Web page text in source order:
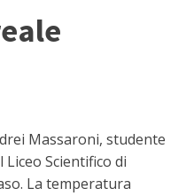
Massaroni, studente
Liceo Scientifico di
La temperatura